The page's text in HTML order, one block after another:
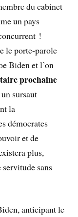
du cabinet
un pays
!
le porte-parole
Biden et l’on
prochaine
sursaut
la
démocrates
et de
plus,
sans
anticipant le